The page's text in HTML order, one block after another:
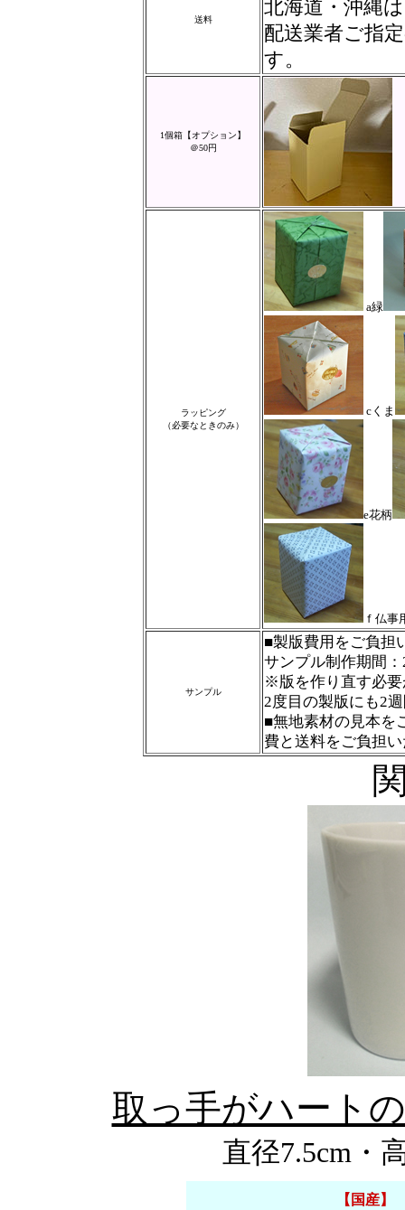
送料
北海道・沖縄
配送業者ご指
す。
1個箱【オプション】
＠50円
ラッピング
（必要なときのみ）
a緑
cくま
e花柄
ｆ仏事
サンプル
■製版費用をご負担
サンプル制作期間
※版を作り直す必要
2度目の製版にも2
■無地素材の見本を
費と送料をご負担
取っ手がハート
直径7.5cm・
【国産】